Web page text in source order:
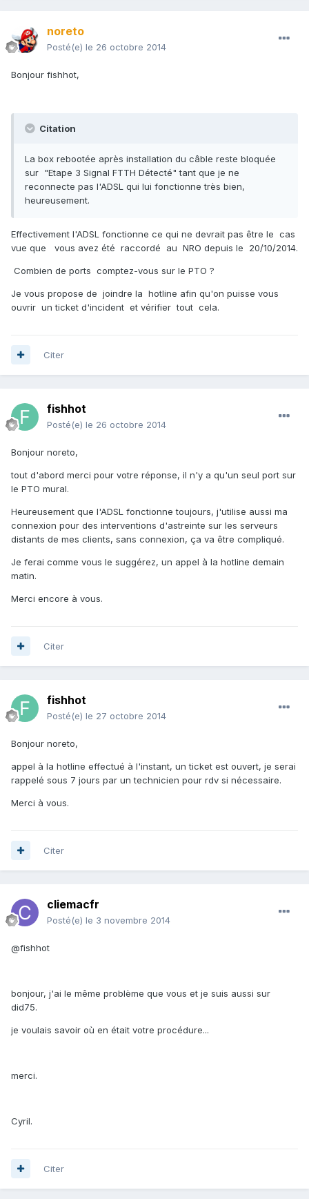
noreto
Posté(e) le 26 octobre 2014
Bonjour fishhot,
Citation
La box rebootée après installation du câble reste bloquée
sur "Etape 3 Signal FTTH Détecté" tant que je ne
reconnecte pas l'ADSL qui lui fonctionne très bien,
heureusement.
Effectivement l'ADSL fonctionne ce qui ne devrait pas être le cas
vue que vous avez été raccordé au NRO depuis le 20/10/2014.
Combien de ports comptez-vous sur le PTO ?
Je vous propose de joindre la hotline afin qu'on puisse vous
ouvrir un ticket d'incident et vérifier tout cela.
Citer
fishhot
Posté(e) le 26 octobre 2014
Bonjour noreto,
tout d'abord merci pour votre réponse, il n'y a qu'un seul port sur
le PTO mural.
Heureusement que l'ADSL fonctionne toujours, j'utilise aussi ma
connexion pour des interventions d'astreinte sur les serveurs
distants de mes clients, sans connexion, ça va être compliqué.
Je ferai comme vous le suggérez, un appel à la hotline demain
matin.
Merci encore à vous.
Citer
fishhot
Posté(e) le 27 octobre 2014
Bonjour noreto,
appel à la hotline effectué à l'instant, un ticket est ouvert, je serai
rappelé sous 7 jours par un technicien pour rdv si nécessaire.
Merci à vous.
Citer
cliemacfr
Posté(e) le 3 novembre 2014
@fishhot
bonjour, j'ai le même problème que vous et je suis aussi sur
did75.
je voulais savoir où en était votre procédure...
merci.
Cyril.
Citer